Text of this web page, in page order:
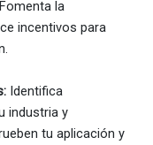
la
incentivos para
Identifica
industria y
tu aplicación y